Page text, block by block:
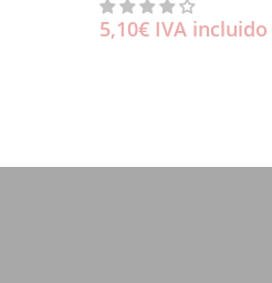
5,10€ IVA incluido